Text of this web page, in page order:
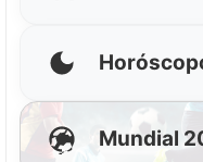
Mundial